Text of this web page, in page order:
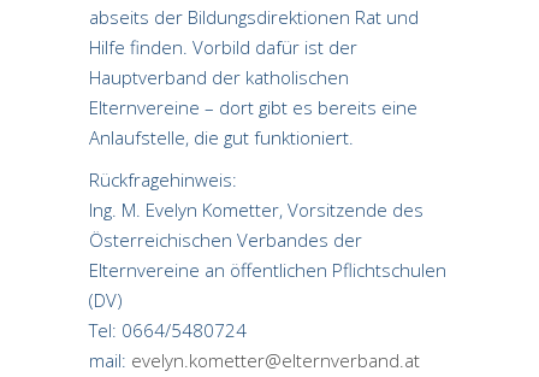
abseits der Bildungsdirektionen Rat und
Hilfe finden. Vorbild dafür ist der
Hauptverband der katholischen
Elternvereine – dort gibt es bereits eine
Anlaufstelle, die gut funktioniert.
Rückfragehinweis:
Ing. M. Evelyn Kometter, Vorsitzende des
Österreichischen Verbandes der
Elternvereine an öffentlichen Pflichtschulen
(DV)
Tel: 0664/5480724
mail: evelyn.kometter@elternverband.at